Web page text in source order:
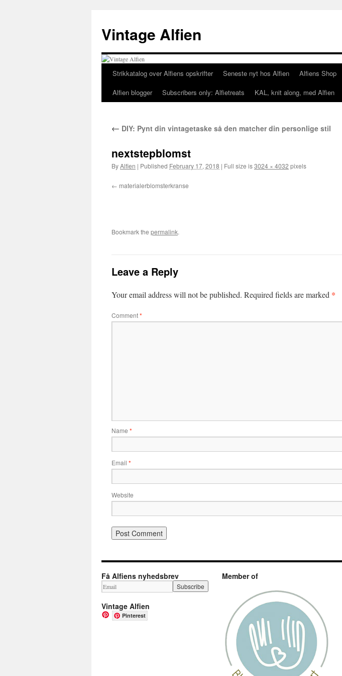
content
Vintage Alfien
Strikkatalog over Alfiens opskrifter Seneste nyt hos Alfien Alfiens Shop
Alfien blogger
Subscribers only: Alfietreats KAL, knit along, med Alfien
← DIY: Pynt din vintagetaske så den matcher din personlige stil
nextstepblomst
ByAlfien | Published February 17, 2018 | Full size is3024 × 4032 pixels
materialerblomsterkranse
Bookmark the permalink.
Leave a Reply
Your email address will not be published. Required fields are marked *
Comment*
Name *
Email *
Website
Få Alfiens nyhedsbrev
Vintage Alfien
Pinterest
Member of